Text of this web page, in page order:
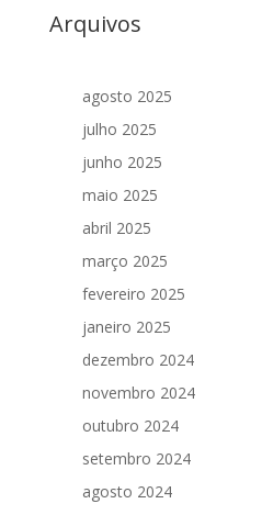
Arquivos
agosto 2025
julho 2025
junho 2025
maio 2025
abril 2025
março 2025
fevereiro 2025
janeiro 2025
dezembro 2024
novembro 2024
outubro 2024
setembro 2024
agosto 2024